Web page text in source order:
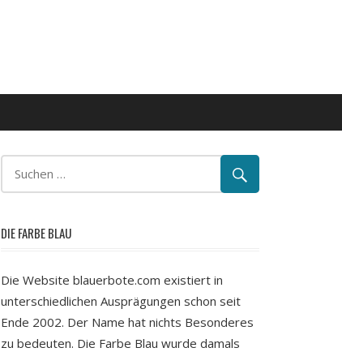
DIE FARBE BLAU
Die Website blauerbote.com existiert in
unterschiedlichen Ausprägungen schon seit
Ende 2002. Der Name hat nichts Besonderes
zu bedeuten. Die Farbe Blau wurde damals